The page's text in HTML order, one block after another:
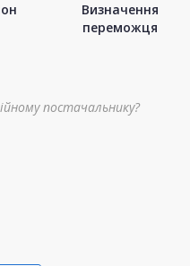
Визначення
переможця
постачальнику?